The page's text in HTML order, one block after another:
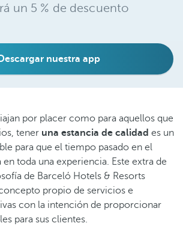
un 5 % de descuento
Descargar nuestra app
por placer como para aquellos que
tener una estancia de calidad es un
para que el tiempo pasado en el
toda una experiencia. Este extra de
de Barceló Hotels & Resorts
propio de servicios e
con la intención de proporcionar
para sus clientes.